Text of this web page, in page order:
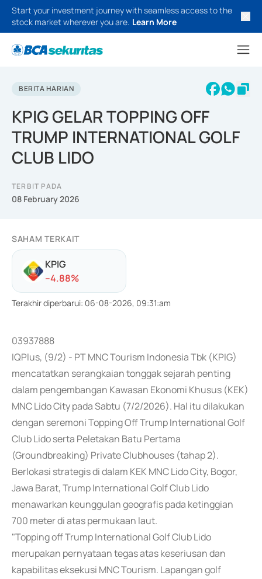
Start your investment journey with seamless access to the
stock market wherever you are. Learn More
BERITA HARIAN
KPIG GELAR TOPPING OFF
TRUMP INTERNATIONAL GOLF
CLUB LIDO
TERBIT PADA
08 February 2026
SAHAM TERKAIT
KPIG
--4.88%
Terakhir diperbarui: 06-08-2026, 09:31:am
03937888
IQPlus, (9/2) - PT MNC Tourism Indonesia Tbk (KPIG)
mencatatkan serangkaian tonggak sejarah penting
dalam pengembangan Kawasan Ekonomi Khusus (KEK)
MNC Lido City pada Sabtu (7/2/2026). Hal itu dilakukan
dengan seremoni Topping Off Trump International Golf
Club Lido serta Peletakan Batu Pertama
(Groundbreaking) Private Clubhouses (tahap 2).
Berlokasi strategis di dalam KEK MNC Lido City, Bogor,
Jawa Barat, Trump International Golf Club Lido
menawarkan keunggulan geografis pada ketinggian
700 meter di atas permukaan laut.
"Topping off Trump International Golf Club Lido
merupakan pernyataan tegas atas keseriusan dan
kapabilitas eksekusi MNC Tourism. Lapangan golf